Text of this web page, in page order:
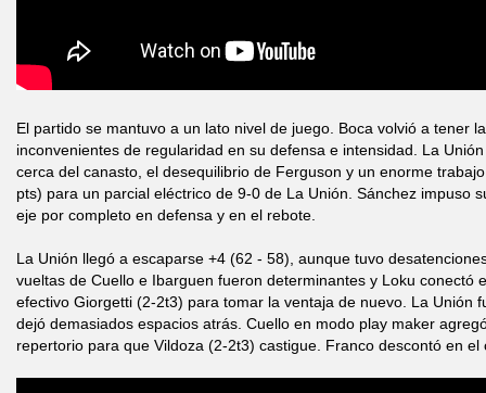
El partido se mantuvo a un lato nivel de juego. Boca volvió a tener
inconvenientes de regularidad en su defensa e intensidad. La
cerca del canasto, el desequilibrio de Ferguson y un enorme
pts) para un parcial eléctrico de 9-0 de La Unión. Sánchez impuso
eje por completo en defensa y en el rebote.
La Unión llegó a escaparse +4 (62 - 58), aunque tuvo
vueltas de Cuello e Ibarguen fueron determinantes y Loku conectó
efectivo Giorgetti (2-2t3) para tomar la ventaja de nuevo. La Unión
dejó demasiados espacios atrás. Cuello en modo play maker
repertorio para que Vildoza (2-2t3) castigue. Franco descontó en